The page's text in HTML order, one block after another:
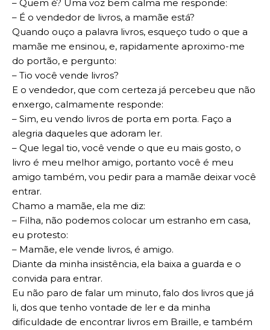
– Quem é? Uma voz bem calma me responde:
– É o vendedor de livros, a mamãe está?
Quando ouço a palavra livros, esqueço tudo o que a
mamãe me ensinou, e, rapidamente aproximo-me
do portão, e pergunto:
– Tio você vende livros?
E o vendedor, que com certeza já percebeu que não
enxergo, calmamente responde:
– Sim, eu vendo livros de porta em porta. Faço a
alegria daqueles que adoram ler.
– Que legal tio, você vende o que eu mais gosto, o
livro é meu melhor amigo, portanto você é meu
amigo também, vou pedir para a mamãe deixar você
entrar.
Chamo a mamãe, ela me diz:
– Filha, não podemos colocar um estranho em casa,
eu protesto:
– Mamãe, ele vende livros, é amigo.
Diante da minha insistência, ela baixa a guarda e o
convida para entrar.
Eu não paro de falar um minuto, falo dos livros que já
li, dos que tenho vontade de ler e da minha
dificuldade de encontrar livros em Braille, e também